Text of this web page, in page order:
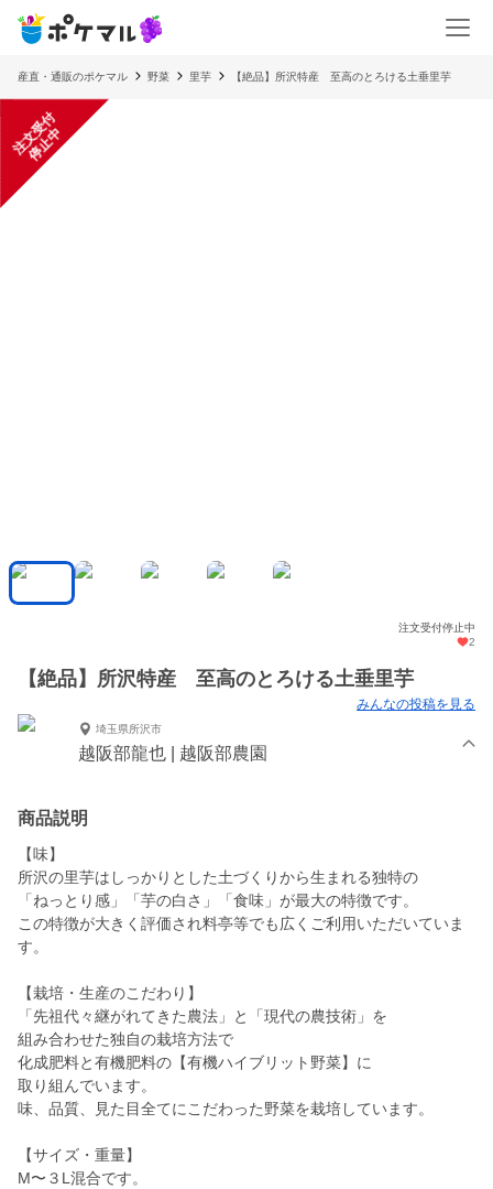
産直・通販のポケマル 野菜 里芋 【絶品】所沢特産 至高のとろける土垂里芋
注
文
受
付
停
止
中
注文受付停止中
2
【絶品】所沢特産 至高のとろける土垂里芋
みんなの投稿を見る
埼玉県所沢市
越阪部龍也 | 越阪部農園
商品説明
【味】
所沢の里芋はしっかりとした土づくりから生まれる独特の
「ねっとり感」「芋の白さ」「食味」が最大の特徴です。
この特徴が大きく評価され料亭等でも広くご利用いただいていま
す。
【栽培・生産のこだわり】
「先祖代々継がれてきた農法」と「現代の農技術」を
組み合わせた独自の栽培方法で
化成肥料と有機肥料の【有機ハイブリット野菜】に
取り組んでいます。
味、品質、見た目全てにこだわった野菜を栽培しています。
【サイズ・重量】
M〜３L混合です。